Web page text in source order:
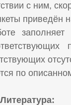
с ним,
приведён
заполняет
по
Литература: